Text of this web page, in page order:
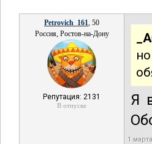
Petrovich_161, 50
Россия, Ростов-на-Дону
Репутация: 2131
В отпуске
Я
1